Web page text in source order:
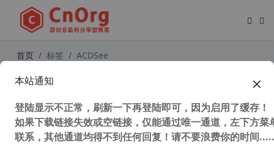
首页 标签 ACDSee
ACDSee 2022 旗舰精简版 ACDSee P
旗舰破解版
本站通知
登陆显示不正常，刷新一下再登陆即可，因为启用了缓存！
如果下载链接失效或空链接，仅能通过唯一通道，左下方菜
联系，其他通道均得不到任何回复！请不要浪费你的时间